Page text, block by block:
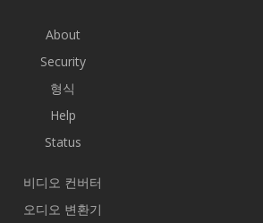
About
Security
형식
Help
Status
비디오 컨버터
오디오 변환기